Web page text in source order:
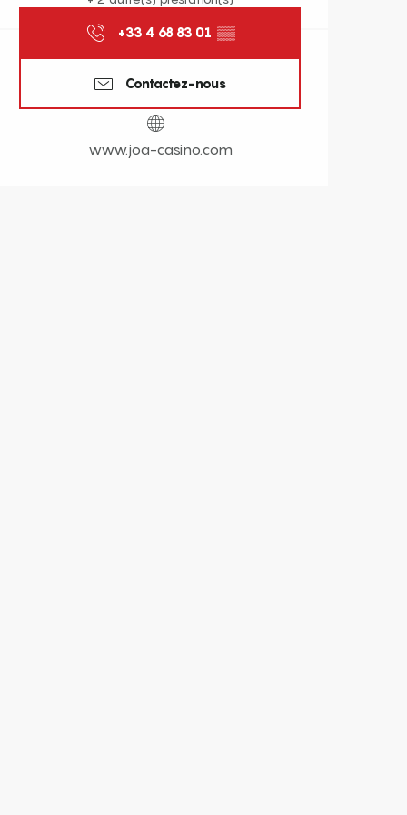
+33 4 68 83 01 ▒▒
Contactez-nous
www.joa-casino.com